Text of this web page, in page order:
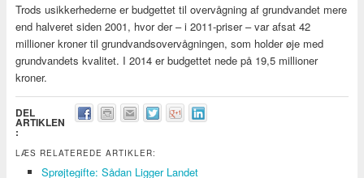
Trods usikkerhederne er budgettet til overvågning af grundvandet mere
end halveret siden 2001, hvor der – i 2011-priser – var afsat 42
millioner kroner til grundvandsovervågningen, som holder øje med
grundvandets kvalitet. I 2014 er budgettet nede på 19,5 millioner
kroner.
DEL
ARTIKLEN
:
LÆS RELATEREDE ARTIKLER:
Sprøjtegifte: Sådan Ligger Landet